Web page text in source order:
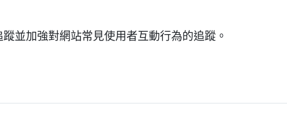
並加強對網站常見使用者互動行為的追蹤。